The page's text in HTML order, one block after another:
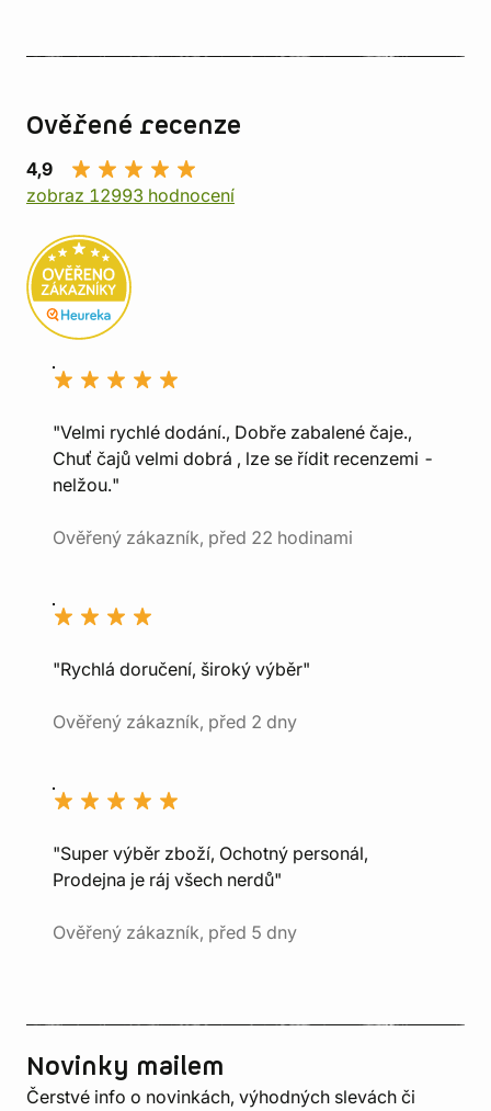
Ověřené recenze
4,9
zobraz 12993 hodnocení
"Velmi rychlé dodání., Dobře zabalené čaje.,
Chuť čajů velmi dobrá , lze se řídit recenzemi -
nelžou."
Ověřený zákazník, před 22 hodinami
"Rychlá doručení, široký výběr"
Ověřený zákazník, před 2 dny
"Super výběr zboží, Ochotný personál,
Prodejna je ráj všech nerdů"
Ověřený zákazník, před 5 dny
Novinky mailem
Čerstvé info o novinkách, výhodných slevách či